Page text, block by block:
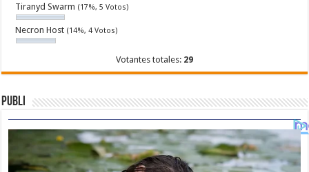
Tiranyd Swarm (17%, 5 Votos)
Necron Host (14%, 4 Votos)
Votantes totales: 29
Publi